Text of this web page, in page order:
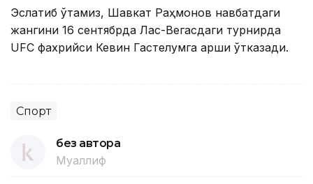
Эслатиб ўтамиз, Шавкат Раҳмонов навбатдаги
жангини 16 сентябрда Лас-Вегасдаги турнирда
UFC фахрийси Кевин Гастелумга қарши ўтказади.
Спорт
без автора
Муаллиф